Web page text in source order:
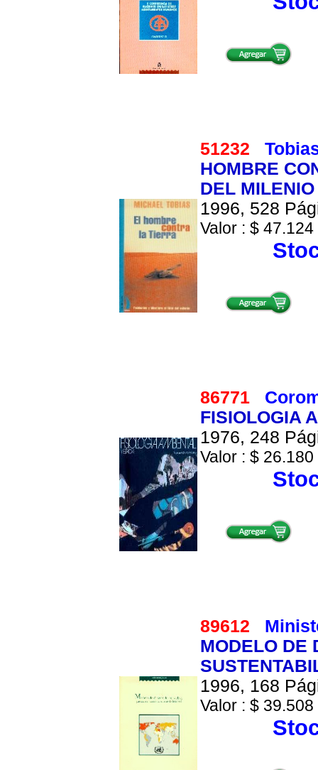
51232
HOMBRE
DEL MILENIO
1996, 528
Valor : $
86771
FISIOLOGIA
1976, 248
Valor : $
89612
MODELO DE
1996, 168
Valor : $